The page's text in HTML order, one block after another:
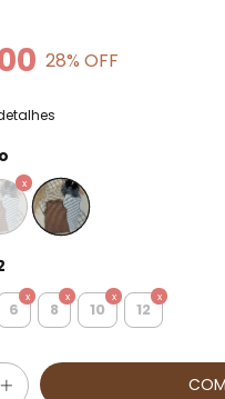
28% OFF
6 8 10 12